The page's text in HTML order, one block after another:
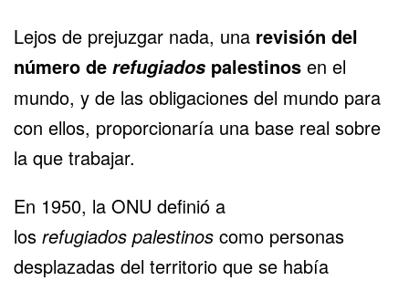
Lejos de prejuzgar nada, una revisión del
número de refugiados palestinos en el
mundo, y de las obligaciones del mundo para
con ellos, proporcionaría una base real sobre
la que trabajar.
En 1950, la ONU definió a
los refugiados palestinos como personas
desplazadas del territorio que se había